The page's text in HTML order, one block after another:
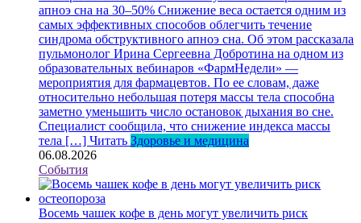
апноэ сна на 30–50% Снижение веса остается одним из
самых эффективных способов облегчить течение
синдрома обструктивного апноэ сна. Об этом рассказала
пульмонолог Ирина Сергеевна Добротина на одном из
образовательных вебинаров «ФармНедели» —
мероприятия для фармацевтов. По ее словам, даже
относительно небольшая потеря массы тела способна
заметно уменьшить число остановок дыхания во сне.
Специалист сообщила, что снижение индекса массы
тела […] Читать Здоровье и медицина
06.08.2026
События
Восемь чашек кофе в день могут увеличить риск